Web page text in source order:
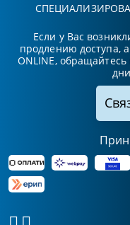
Если у Вас
продлению доступа,
ONLINE,